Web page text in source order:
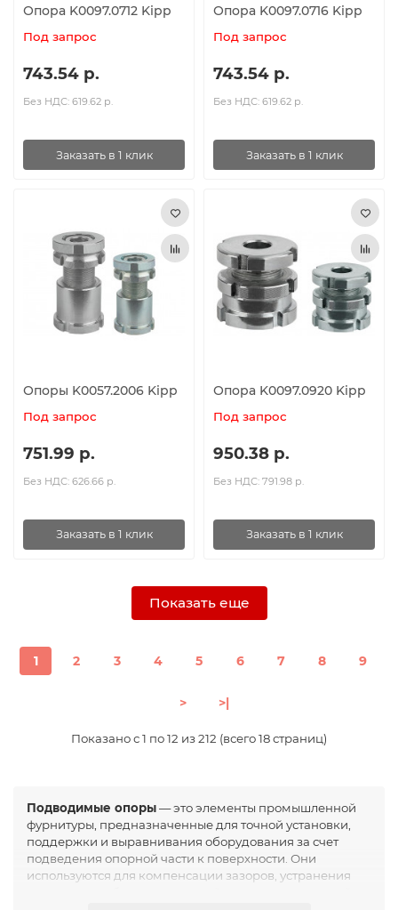
Опора K0097.0712 Kipp
Под запрос
743.54 р.
Без НДС: 619.62 р.
Заказать в 1 клик
Опора K0097.0716 Kipp
Под запрос
743.54 р.
Без НДС: 619.62 р.
Заказать в 1 клик
Опоры K0057.2006 Kipp
Под запрос
751.99 р.
Без НДС: 626.66 р.
Заказать в 1 клик
Опора K0097.0920 Kipp
Под запрос
950.38 р.
Без НДС: 791.98 р.
Заказать в 1 клик
Показать еще
1 2 3 4 5 6 7 8 9
> >|
Показано с 1 по 12 из 212 (всего 18 страниц)
Подводимые опоры— это элементы промышленной
фурнитуры, предназначенные для точной установки,
поддержки и выравнивания оборудования за счет
подведения опорной части к поверхности. Они
используются для компенсации зазоров, устранения